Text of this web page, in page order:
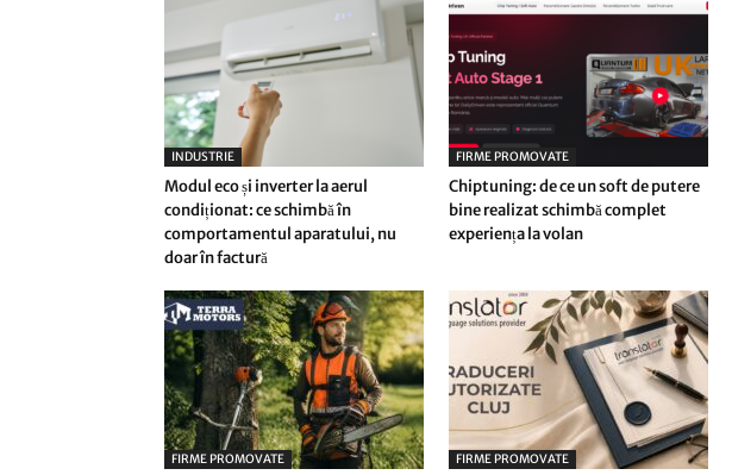
INDUSTRIE
Modul eco și inverter la aerul
condiționat: ce schimbă în
comportamentul aparatului, nu
doar în factură
FIRME PROMOVATE
Chiptuning: de ce un soft de putere
bine realizat schimbă complet
experiența la volan
FIRME PROMOVATE FIRME PROMOVATE